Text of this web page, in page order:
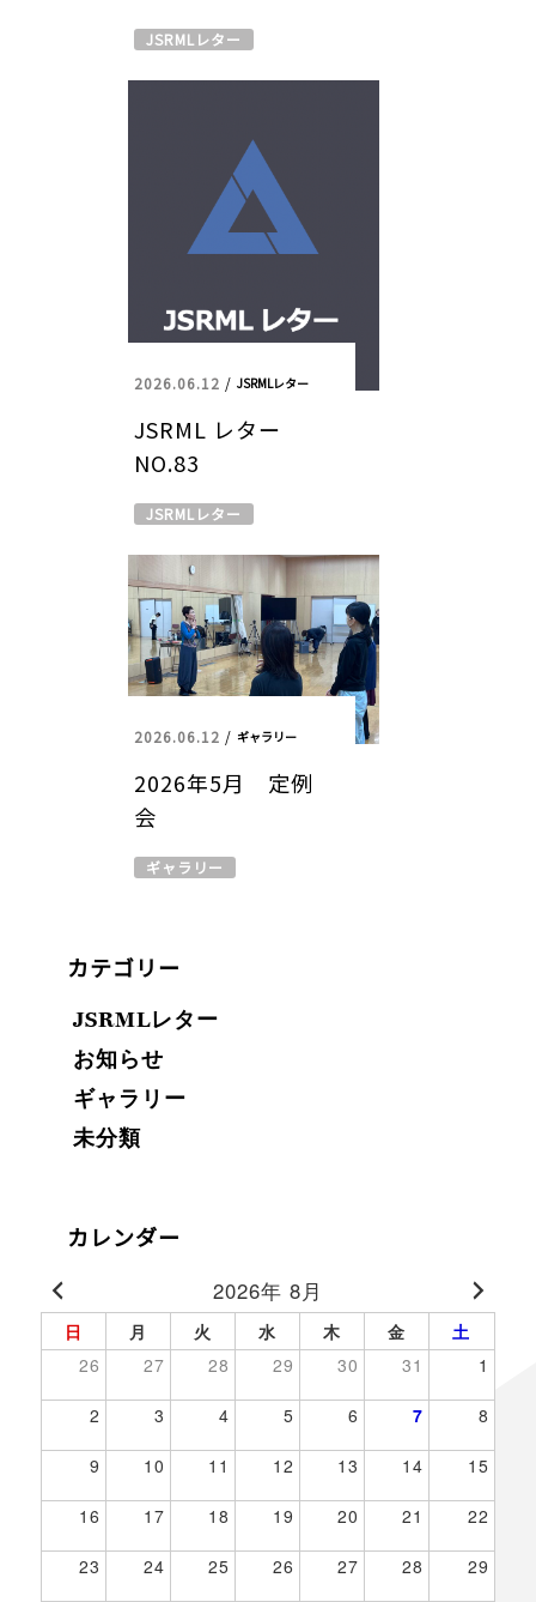
JSRMLレター
2026.06.12 / JSRMLレター
JSRML レター
NO.83
JSRMLレター
2026.06.12 / ギャラリー
2026年5月 定例
会
ギャラリー
カテゴリー
JSRMLレター
お知らせ
ギャラリー
未分類
カレンダー
2026年 8月
日 月 火 水 木 金
土
26
27 28 29 30 31 1
2 3 4 5 6 7 8
9 10 11 12 13 14 15
16 17 18 19 20 21 22
23 24 25 26 27 28 29